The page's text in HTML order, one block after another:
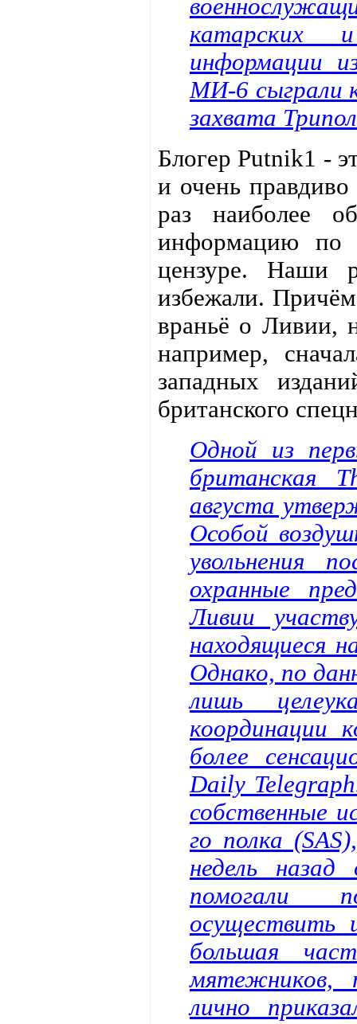
катарских
информации
МИ-6 сыграли
захвата
Блогер Putnik1 -
и очень
раз наиболее
информацию по
цензуре. Наши
избежали.
враньё о Ливии,
например,
западных
британского
Одной из
британская
августа
Особой
увольнения
охранные
Ливии
находящиеся
Однако, по
лишь
координации
более
Daily
собственные
го полка
недель назад
помогали
осуществить
большая
мятежников,
лично